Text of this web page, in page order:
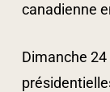
canadienne
Dimanche